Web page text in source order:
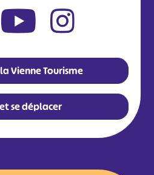
Vienne Tourisme
se déplacer